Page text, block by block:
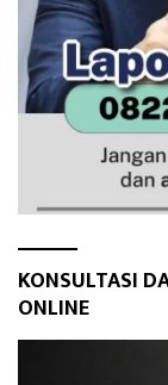
KONSULTASI
ONLINE